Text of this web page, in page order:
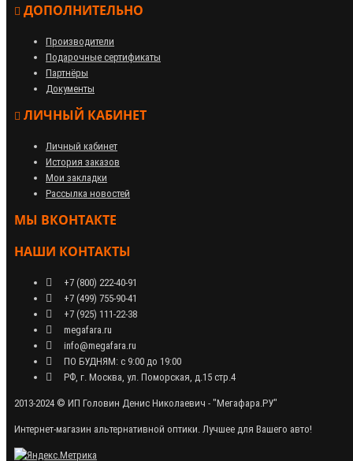
ДОПОЛНИТЕЛЬНО
Производители
Подарочные сертификаты
Партнёры
Документы
ЛИЧНЫЙ КАБИНЕТ
Личный кабинет
История заказов
Мои закладки
Рассылка новостей
МЫ ВКОНТАКТЕ
НАШИ КОНТАКТЫ
+7 (800) 222-40-91
+7 (499) 755-90-41
+7 (925) 111-22-38
megafara.ru
info@megafara.ru
ПО БУДНЯМ: с 9:00 до 19:00
РФ, г. Москва, ул. Поморская, д.15 стр.4
2013-2024 © ИП Головин Денис Николаевич - "Мегафара.РУ"
Интернет-магазин альтернативной оптики. Лучшее для Вашего авто!